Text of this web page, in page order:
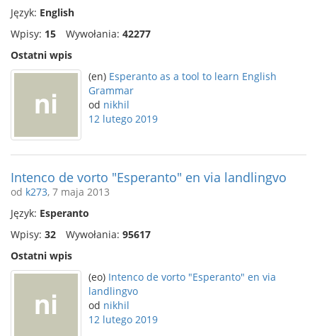
Język: English
Wpisy: 15 Wywołania: 42277
Ostatni wpis
(en) Esperanto as a tool to learn English
Grammar
od nikhil
12 lutego 2019
Intenco de vorto "Esperanto" en via landlingvo
od k273, 7 maja 2013
Język: Esperanto
Wpisy: 32 Wywołania: 95617
Ostatni wpis
(eo) Intenco de vorto "Esperanto" en via
landlingvo
od nikhil
12 lutego 2019